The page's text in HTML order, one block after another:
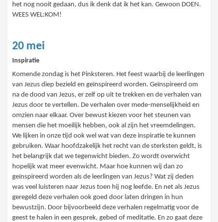
het nog nooit gedaan, dus ik denk dat ik het kan. Gewoon DOEN.
WEES WEL:KOM!
20 mei
Inspiratie
Komende zondag is het Pinksteren. Het feest waarbij de leerlingen
van Jezus diep bezield en geïnspireerd worden. Geïnspireerd om
na de dood van Jezus, er zelf op uit te trekken en de verhalen van
Jezus door te vertellen. De verhalen over mede-menselijkheid en
omzien naar elkaar. Over bewust kiezen voor het steunen van
mensen die het moeilijk hebben, ook al zijn het vreemdelingen.
We lijken in onze tijd ook wel wat van deze inspiratie te kunnen
gebruiken. Waar hoofdzakelijk het recht van de sterksten geldt, is
het belangrijk dat we tegenwicht bieden. Zo wordt overwicht
hopelijk wat meer evenwicht. Maar hoe kunnen wij dan zo
geïnspireerd worden als de leerlingen van Jezus? Wat zij deden
was veel luisteren naar Jezus toen hij nog leefde. En net als Jezus
geregeld deze verhalen ook goed door laten dringen in hun
bewustzijn. Door bijvoorbeeld deze verhalen regelmatig voor de
geest te halen in een gesprek, gebed of meditatie. En zo gaat deze